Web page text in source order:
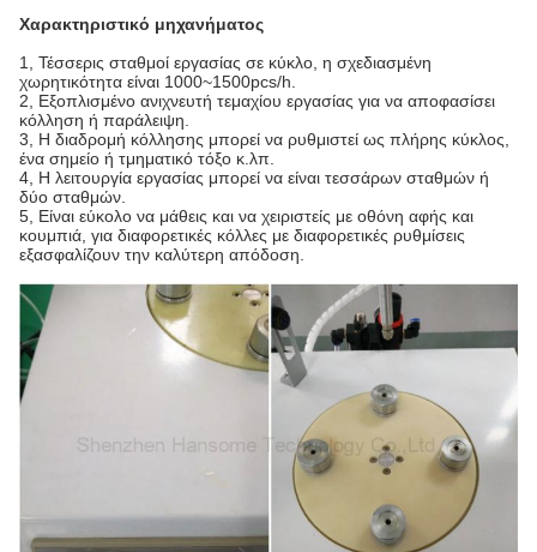
Χαρακτηριστικό μηχανήματος
1, Τέσσερις σταθμοί εργασίας σε κύκλο, η σχεδιασμένη
χωρητικότητα είναι 1000~1500pcs/h.
2, Εξοπλισμένο ανιχνευτή τεμαχίου εργασίας για να αποφασίσει
κόλληση ή παράλειψη.
3, Η διαδρομή κόλλησης μπορεί να ρυθμιστεί ως πλήρης κύκλος,
ένα σημείο ή τμηματικό τόξο κ.λπ.
4, Η λειτουργία εργασίας μπορεί να είναι τεσσάρων σταθμών ή
δύο σταθμών.
5, Είναι εύκολο να μάθεις και να χειριστείς με οθόνη αφής και
κουμπιά, για διαφορετικές κόλλες με διαφορετικές ρυθμίσεις
εξασφαλίζουν την καλύτερη απόδοση.